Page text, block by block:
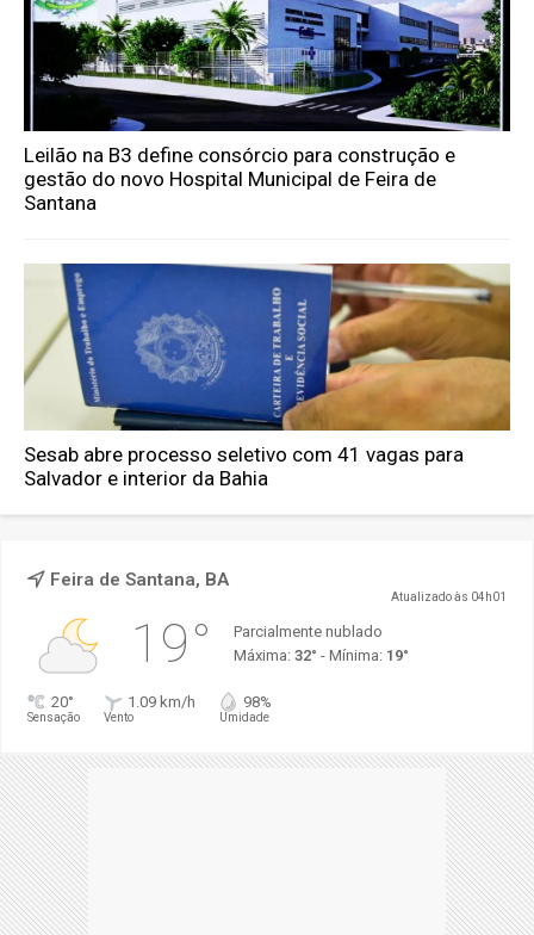
Leilão na B3 define consórcio para construção e
gestão do novo Hospital Municipal de Feira de
Santana
Sesab abre processo seletivo com 41 vagas para
Salvador e interior da Bahia
Feira de Santana, BA
Atualizado às 04h01
19°
Parcialmente nublado
Máxima: 32° - Mínima: 19°
20°
Sensação
1.09 km/h
Vento
98%
Umidade